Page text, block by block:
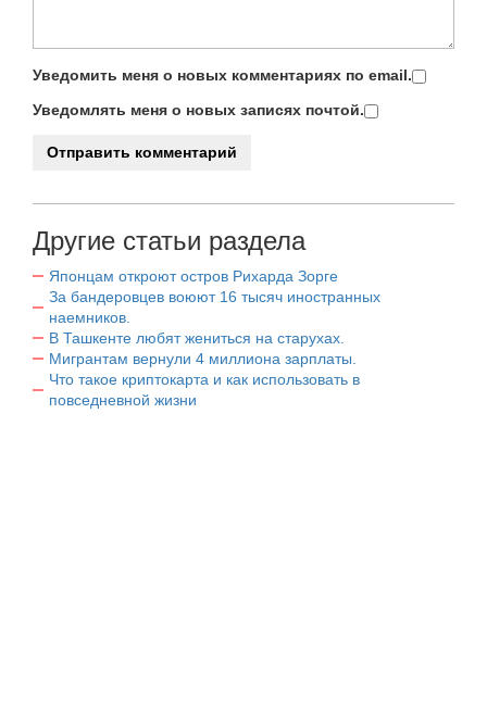
Уведомить меня о новых комментариях по email.
Уведомлять меня о новых записях почтой.
Другие статьи раздела
Японцам откроют остров Рихарда Зорге
За бандеровцев воюют 16 тысяч иностранных
наемников.
В Ташкенте любят жениться на старухах.
Мигрантам вернули 4 миллиона зарплаты.
Что такое криптокарта и как использовать в
повседневной жизни